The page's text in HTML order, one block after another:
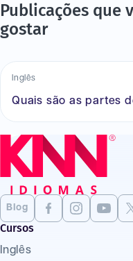
Publicações que
gostar
Inglês
Quais são as partes
Blog
Cursos
Inglês